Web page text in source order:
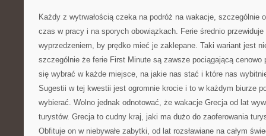
Każdy z wytrwałością czeka na podróż na wakacje, szczególnie
czas w pracy i na sporych obowiązkach. Ferie średnio
wyprzedzeniem, by prędko mieć je zaklepane. Taki wariant jest
szczególnie że ferie First Minute są zawsze pociągającą cenowo
się wybrać w każde miejsce, na jakie nas stać i które nas
Sugestii w tej kwestii jest ogromnie krocie i to w każdym biurze
wybierać. Wolno jednak odnotować, że wakacje Grecja od lat
turystów. Grecja to cudny kraj, jaki ma dużo do zaoferowania
Obfituje on w niebywałe zabytki, od lat rozsławiane na całym